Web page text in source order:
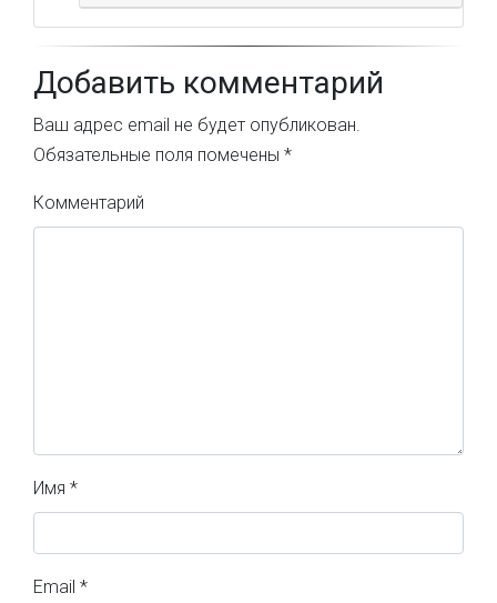
Добавить комментарий
Ваш адрес email не будет опубликован.
Обязательные поля помечены *
Комментарий
Имя *
Email *